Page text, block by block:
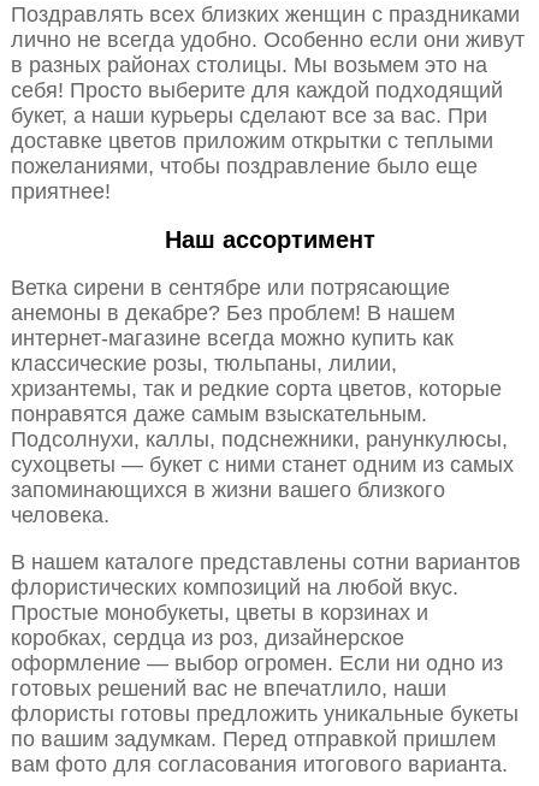
Поздравлять всех близких женщин с праздниками
лично не всегда удобно. Особенно если они живут
в разных районах столицы. Мы возьмем это на
себя! Просто выберите для каждой подходящий
букет, а наши курьеры сделают все за вас. При
доставке цветов приложим открытки с теплыми
пожеланиями, чтобы поздравление было еще
приятнее!
Наш ассортимент
Ветка сирени в сентябре или потрясающие
анемоны в декабре? Без проблем! В нашем
интернет-магазине всегда можно купить как
классические розы, тюльпаны, лилии,
хризантемы, так и редкие сорта цветов, которые
понравятся даже самым взыскательным.
Подсолнухи, каллы, подснежники, ранункулюсы,
сухоцветы — букет с ними станет одним из самых
запоминающихся в жизни вашего близкого
человека.
В нашем каталоге представлены сотни вариантов
флористических композиций на любой вкус.
Простые монобукеты, цветы в корзинах и
коробках, сердца из роз, дизайнерское
оформление — выбор огромен. Если ни одно из
готовых решений вас не впечатлило, наши
флористы готовы предложить уникальные букеты
по вашим задумкам. Перед отправкой пришлем
вам фото для согласования итогового варианта.